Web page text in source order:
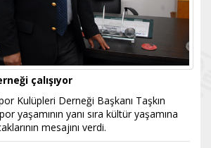
çalışıyor
Kulüpleri Derneği Başkanı Taşkın
yaşamının yanı sıra kültür yaşamına
mesajını verdi.